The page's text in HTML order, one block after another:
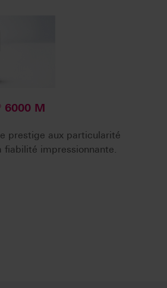
6000 M
prestige aux particularité
fiabilité impressionnante.